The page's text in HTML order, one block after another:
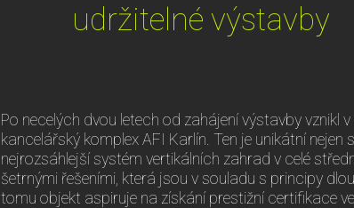
udržitelné výstavby
Po necelých dvou letech od zahájení výstavby vznikl
kancelářský komplex AFI Karlín. Ten je unikátní
nejrozsáhlejší systém vertikálních zahrad v celé
šetrnými řešeními, která jsou v souladu s principy
tomu objekt aspiruje na získání prestižní certifikace